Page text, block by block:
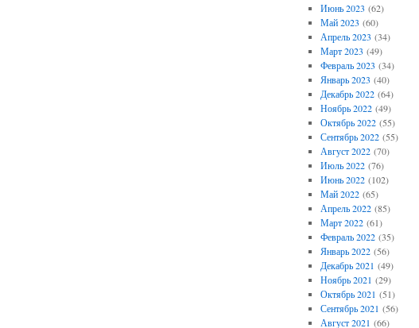
Июнь 2023 (62)
Май 2023 (60)
Апрель 2023 (34)
Март 2023 (49)
Февраль 2023 (34)
Январь 2023 (40)
Декабрь 2022(64)
Ноябрь 2022(49)
Октябрь 2022(55)
Сентябрь 2022(55)
Август 2022(70)
Июль 2022(76)
Июнь 2022(102)
Май 2022(65)
Апрель 2022(85)
Март 2022(61)
Февраль 2022(35)
Январь 2022(56)
Декабрь 2021 (49)
Ноябрь 2021 (29)
Октябрь 2021 (51)
Сентябрь 2021 (56)
Август 2021 (66)